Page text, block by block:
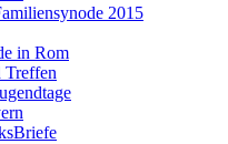
2015
in Rom